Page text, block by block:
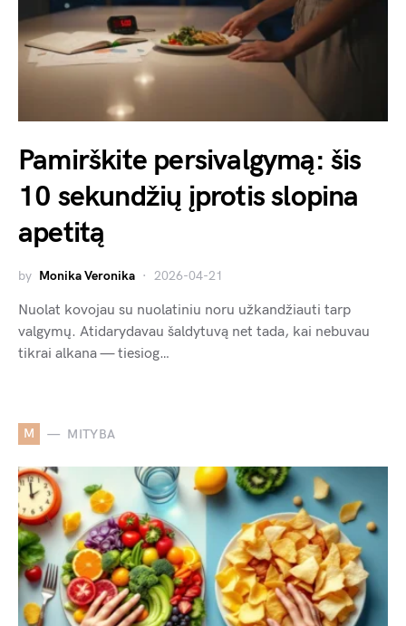
Pamirškite persivalgymą: šis
10 sekundžių įprotis slopina
apetitą
by Monika Veronika 2026-04-21
Nuolat kovojau su nuolatiniu noru užkandžiauti tarp
valgymų. Atidarydavau šaldytuvą net tada, kai nebuvau
tikrai alkana — tiesiog…
M MITYBA